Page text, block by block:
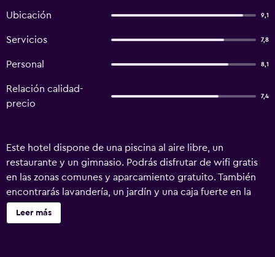
Ubicación 9,1
Servicios 7,8
Personal 8,1
Relación calidad-
precio
7,4
Este hotel dispone de una piscina al aire libre, un
restaurante y un gimnasio. Podrás disfrutar de wifi gratis
en las zonas comunes y aparcamiento gratuito. También
encontrarás lavandería, un jardín y una caja fuerte en la
recepción. Los servicios de ocio y esparcimiento en este
hotel incluyen una piscina al aire libre y gimnasio.
Leer más